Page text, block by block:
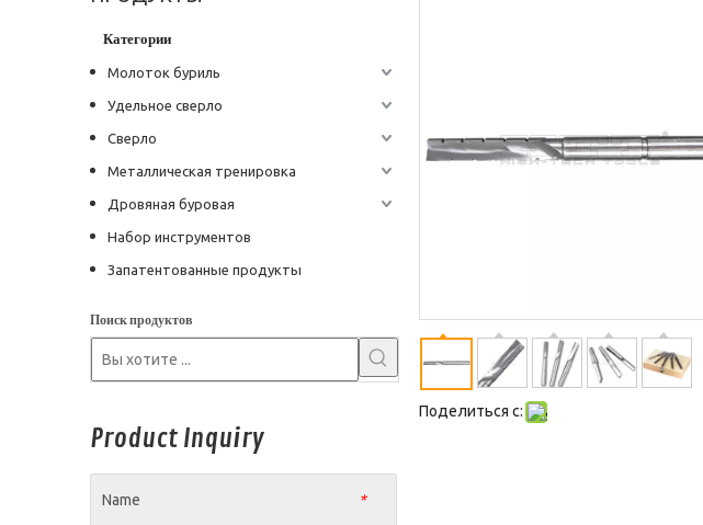
Категории
Молоток буриль
Удельное сверло
Сверло
Металлическая тренировка
Дровяная буровая
Набор инструментов
Запатентованные продукты
Поиск продуктов
Product Inquiry
*
Name
Поделиться с: